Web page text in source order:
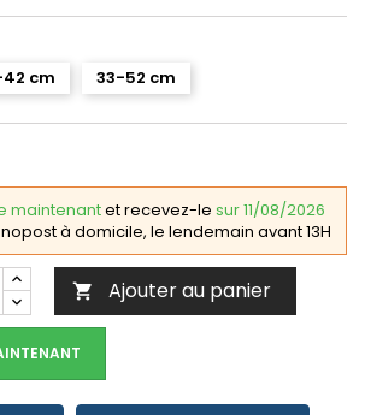
cm 33-52 cm
maintenantet recevez-le sur 11/08/2026
à domicile, le lendemain avant 13H
 Ajouter au panier